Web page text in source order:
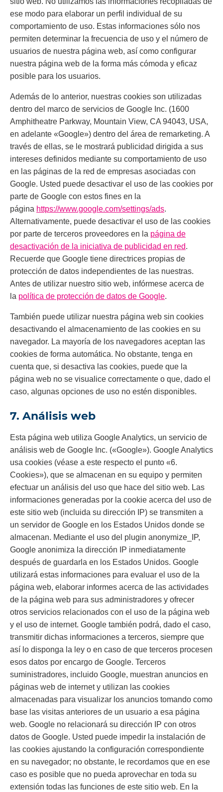
ese modo para elaborar un perfil individual de su
comportamiento de uso. Estas informaciones sólo nos
permiten determinar la frecuencia de uso y el número de
usuarios de nuestra página web, así como configurar
nuestra página web de la forma más cómoda y eficaz
posible para los usuarios.
Además de lo anterior, nuestras cookies son utilizadas
dentro del marco de servicios de Google Inc. (1600
Amphitheatre Parkway, Mountain View, CA 94043, USA,
en adelante «Google») dentro del área de remarketing. A
través de ellas, se le mostrará publicidad dirigida a sus
intereses definidos mediante su comportamiento de uso
en las páginas de la red de empresas asociadas con
Google. Usted puede desactivar el uso de las cookies por
parte de Google con estos fines en la
página https://www.google.com/settings/ads.
Alternativamente, puede desactivar el uso de las cookies
por parte de terceros proveedores en la página de
desactivación de la iniciativa de publicidad en red.
Recuerde que Google tiene directrices propias de
protección de datos independientes de las nuestras.
Antes de utilizar nuestro sitio web, infórmese acerca de
la política de protección de datos de Google.
También puede utilizar nuestra página web sin cookies
desactivando el almacenamiento de las cookies en su
navegador. La mayoría de los navegadores aceptan las
cookies de forma automática. No obstante, tenga en
cuenta que, si desactiva las cookies, puede que la
página web no se visualice correctamente o que, dado el
caso, algunas opciones de uso no estén disponibles.
7. Análisis web
Esta página web utiliza Google Analytics, un servicio de
análisis web de Google Inc. («Google»). Google Analytics
usa cookies (véase a este respecto el punto «6.
Cookies»), que se almacenan en su equipo y permiten
efectuar un análisis del uso que hace del sitio web. Las
informaciones generadas por la cookie acerca del uso de
este sitio web (incluida su dirección IP) se transmiten a
un servidor de Google en los Estados Unidos donde se
almacenan. Mediante el uso del plugin anonymize_IP,
Google anonimiza la dirección IP inmediatamente
después de guardarla en los Estados Unidos. Google
utilizará estas informaciones para evaluar el uso de la
página web, elaborar informes acerca de las actividades
de la página web para sus administradores y ofrecer
otros servicios relacionados con el uso de la página web
y el uso de internet. Google también podrá, dado el caso,
transmitir dichas informaciones a terceros, siempre que
así lo disponga la ley o en caso de que terceros procesen
esos datos por encargo de Google. Terceros
suministradores, incluido Google, muestran anuncios en
páginas web de internet y utilizan las cookies
almacenadas para visualizar los anuncios tomando como
base las visitas anteriores de un usuario a esa página
web. Google no relacionará su dirección IP con otros
datos de Google. Usted puede impedir la instalación de
las cookies ajustando la configuración correspondiente
en su navegador; no obstante, le recordamos que en ese
caso es posible que no pueda aprovechar en toda su
extensión todas las funciones de este sitio web. En la